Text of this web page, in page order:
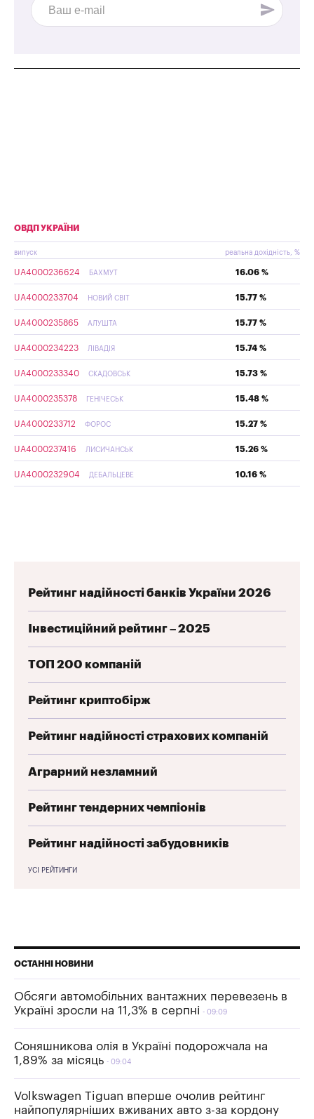
ОВДП УКРАЇНИ
випуск реальна дохідність, %
UA4000236624 БАХМУТ 16.06 %
UA4000233704 НОВИЙ СВІТ 15.77 %
UA4000235865 АЛУШТА 15.77 %
UA4000234223 ЛІВАДІЯ 15.74 %
UA4000233340 СКАДОВСЬК 15.73 %
UA4000235378 ГЕНІЧЕСЬК 15.48 %
UA4000233712 ФОРОС 15.27 %
UA4000237416 ЛИСИЧАНСЬК 15.26 %
UA4000232904 ДЕБАЛЬЦЕВЕ 10.16 %
Рейтинг надійності банків України 2026
Інвестиційний рейтинг – 2025
ТОП 200 компаній
Рейтинг криптобірж
Рейтинг надійності страхових компаній
Аграрний незламний
Рейтинг тендерних чемпіонів
Рейтинг надійності забудовників
УСІ РЕЙТИНГИ
ОСТАННІ НОВИНИ
Обсяги автомобільних вантажних перевезень в
Україні зросли на 11,3% в серпні
09:09
Соняшникова олія в Україні подорожчала на
1,89% за місяць
09:04
Volkswagen Tiguan вперше очолив рейтинг
найпопулярніших вживаних авто з-за кордону